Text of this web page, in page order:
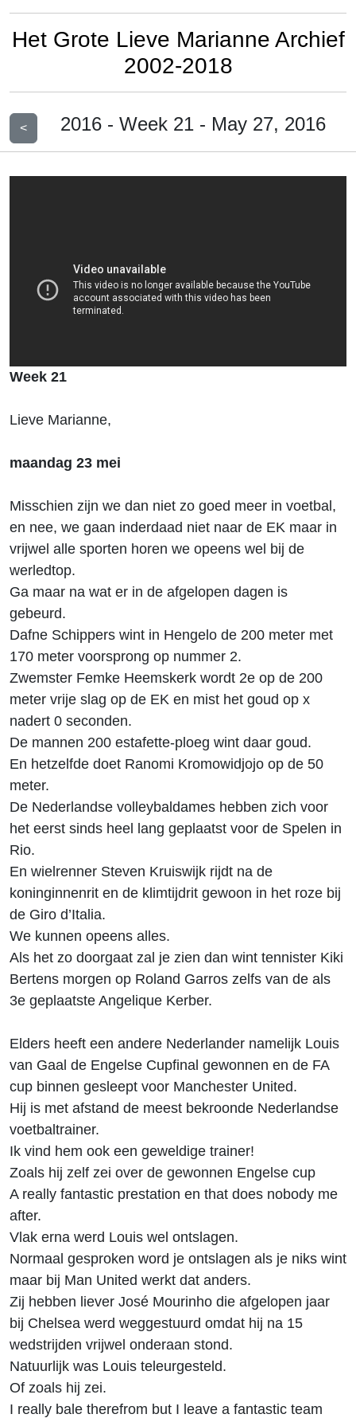
Het Grote Lieve Marianne Archief
2002-2018
< 2016 - Week 21 - May 27, 2016
Week 21
Lieve Marianne,
maandag 23 mei
Misschien zijn we dan niet zo goed meer in voetbal,
en nee, we gaan inderdaad niet naar de EK maar in
vrijwel alle sporten horen we opeens wel bij de
werledtop.
Ga maar na wat er in de afgelopen dagen is
gebeurd.
Dafne Schippers wint in Hengelo de 200 meter met
170 meter voorsprong op nummer 2.
Zwemster Femke Heemskerk wordt 2e op de 200
meter vrije slag op de EK en mist het goud op x
nadert 0 seconden.
De mannen 200 estafette-ploeg wint daar goud.
En hetzelfde doet Ranomi Kromowidjojo op de 50
meter.
De Nederlandse volleybaldames hebben zich voor
het eerst sinds heel lang geplaatst voor de Spelen in
Rio.
En wielrenner Steven Kruiswijk rijdt na de
koninginnenrit en de klimtijdrit gewoon in het roze bij
de Giro d’Italia.
We kunnen opeens alles.
Als het zo doorgaat zal je zien dan wint tennister Kiki
Bertens morgen op Roland Garros zelfs van de als
3e geplaatste Angelique Kerber.
Elders heeft een andere Nederlander namelijk Louis
van Gaal de Engelse Cupfinal gewonnen en de FA
cup binnen gesleept voor Manchester United.
Hij is met afstand de meest bekroonde Nederlandse
voetbaltrainer.
Ik vind hem ook een geweldige trainer!
Zoals hij zelf zei over de gewonnen Engelse cup
A really fantastic prestation en that does nobody me
after.
Vlak erna werd Louis wel ontslagen.
Normaal gesproken word je ontslagen als je niks wint
maar bij Man United werkt dat anders.
Zij hebben liever José Mourinho die afgelopen jaar
bij Chelsea werd weggestuurd omdat hij na 15
wedstrijden vrijwel onderaan stond.
Natuurlijk was Louis teleurgesteld.
Of zoals hij zei.
I really bale therefrom but I leave a fantastic team